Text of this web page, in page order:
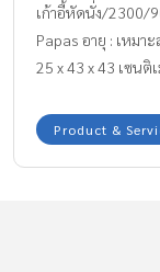
เก้าอี้หัดนั่ง/2300/
Papas อายุ : เหมา
25 x 43 x 43 เซนติ
ตามต้องการ ทั้งถาด
วัสดุออกแบบเพื่อง่า
Product &